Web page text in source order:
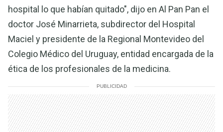
hospital lo que habían quitado", dijo en Al Pan Pan el
doctor José Minarrieta, subdirector del Hospital
Maciel y presidente de la Regional Montevideo del
Colegio Médico del Uruguay, entidad encargada de la
ética de los profesionales de la medicina.
PUBLICIDAD